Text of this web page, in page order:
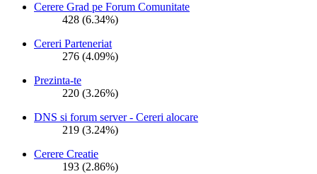
Cerere Grad pe Forum Comunitate
428 (6.34%)
Cereri Parteneriat
276 (4.09%)
Prezinta-te
220 (3.26%)
DNS si forum server - Cereri alocare
219 (3.24%)
Cerere Creatie
193 (2.86%)